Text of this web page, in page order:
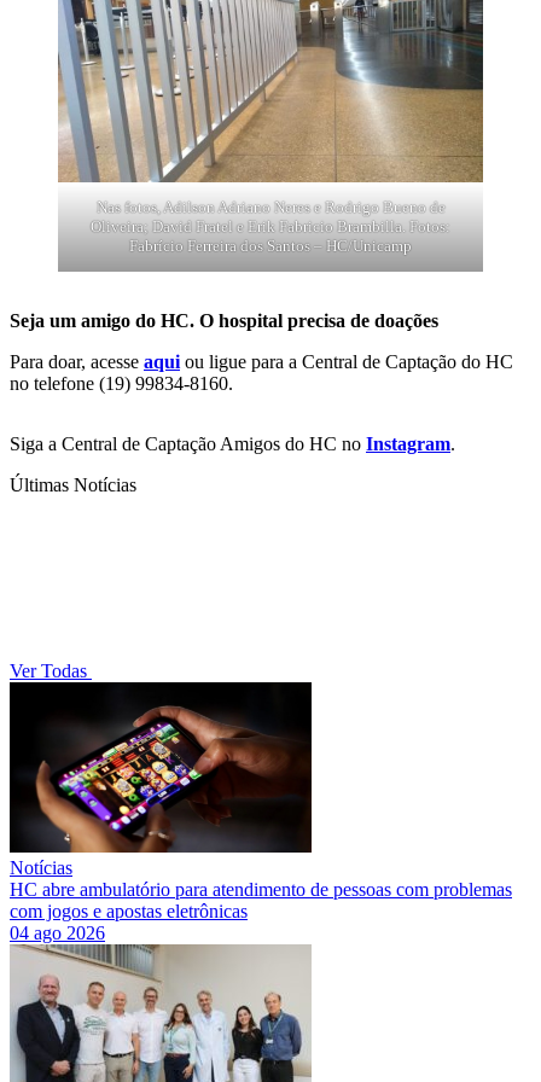
Nas fotos, Adilson Adriano Neres e Rodrigo Bueno de
Oliveira; David Fratel e Erik Fabricio Brambilla. Fotos:
Fabrício Ferreira dos Santos – HC/Unicamp
Seja um amigo do HC. O hospital precisa de doações
Para doar, acesse aqui ou ligue para a Central de Captação do HC
no telefone (19) 99834-8160.
Siga a Central de Captação Amigos do HC no Instagram.
Últimas Notícias
Ver Todas
Notícias
HC abre ambulatório para atendimento de pessoas com problemas
com jogos e apostas eletrônicas
04 ago 2026